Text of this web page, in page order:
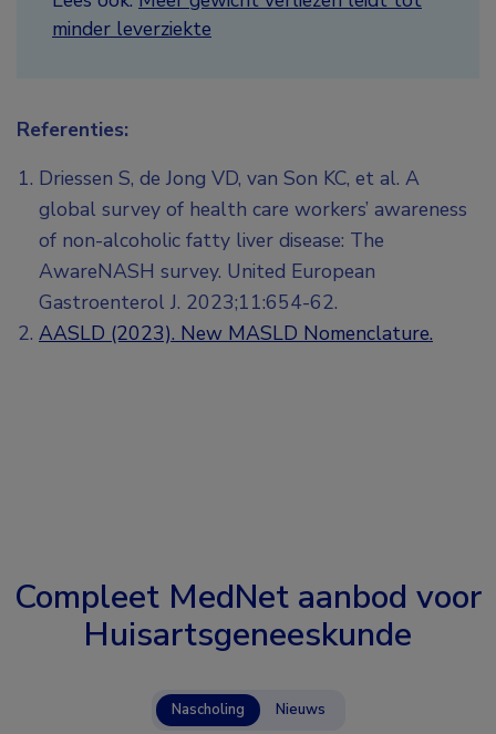
minder leverziekte
Referenties:
Driessen S, de Jong VD, van Son KC, et al. A
global survey of health care workers’ awareness
of non-alcoholic fatty liver disease: The
AwareNASH survey. United European
Gastroenterol J. 2023;11:654-62.
AASLD (2023). New MASLD Nomenclature.
Compleet MedNet aanbod voor
Huisartsgeneeskunde
Nascholing Nieuws